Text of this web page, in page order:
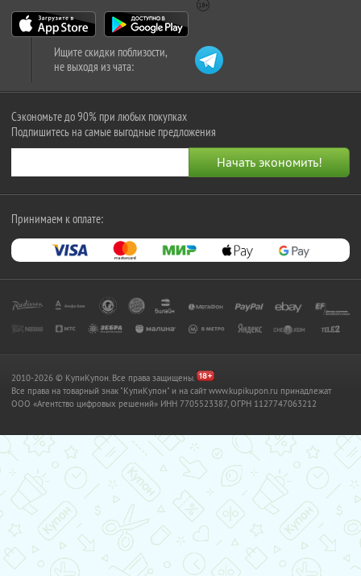
Ищите скидки поблизости,
не выходя из чата:
Сэкономьте до 90% при любых покупках
Подпишитесь на самые выгодные предложения
Принимаем к оплате:
2010-2026 © КупиКупон. Все права защищены.
Все права на товарный знак "КупиКупон" и на сайт www.kupikupon.ru принадлежат
OOO «Агентство цифровых решений» ИНН 7705523387, ОГРН 1127747063212